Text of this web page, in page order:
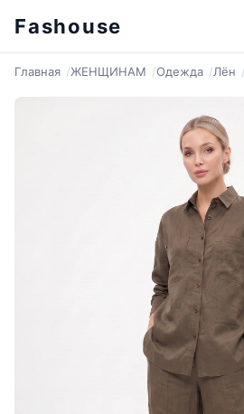
Fashouse
Главная ЖЕНЩИНАМ Одежда Лён